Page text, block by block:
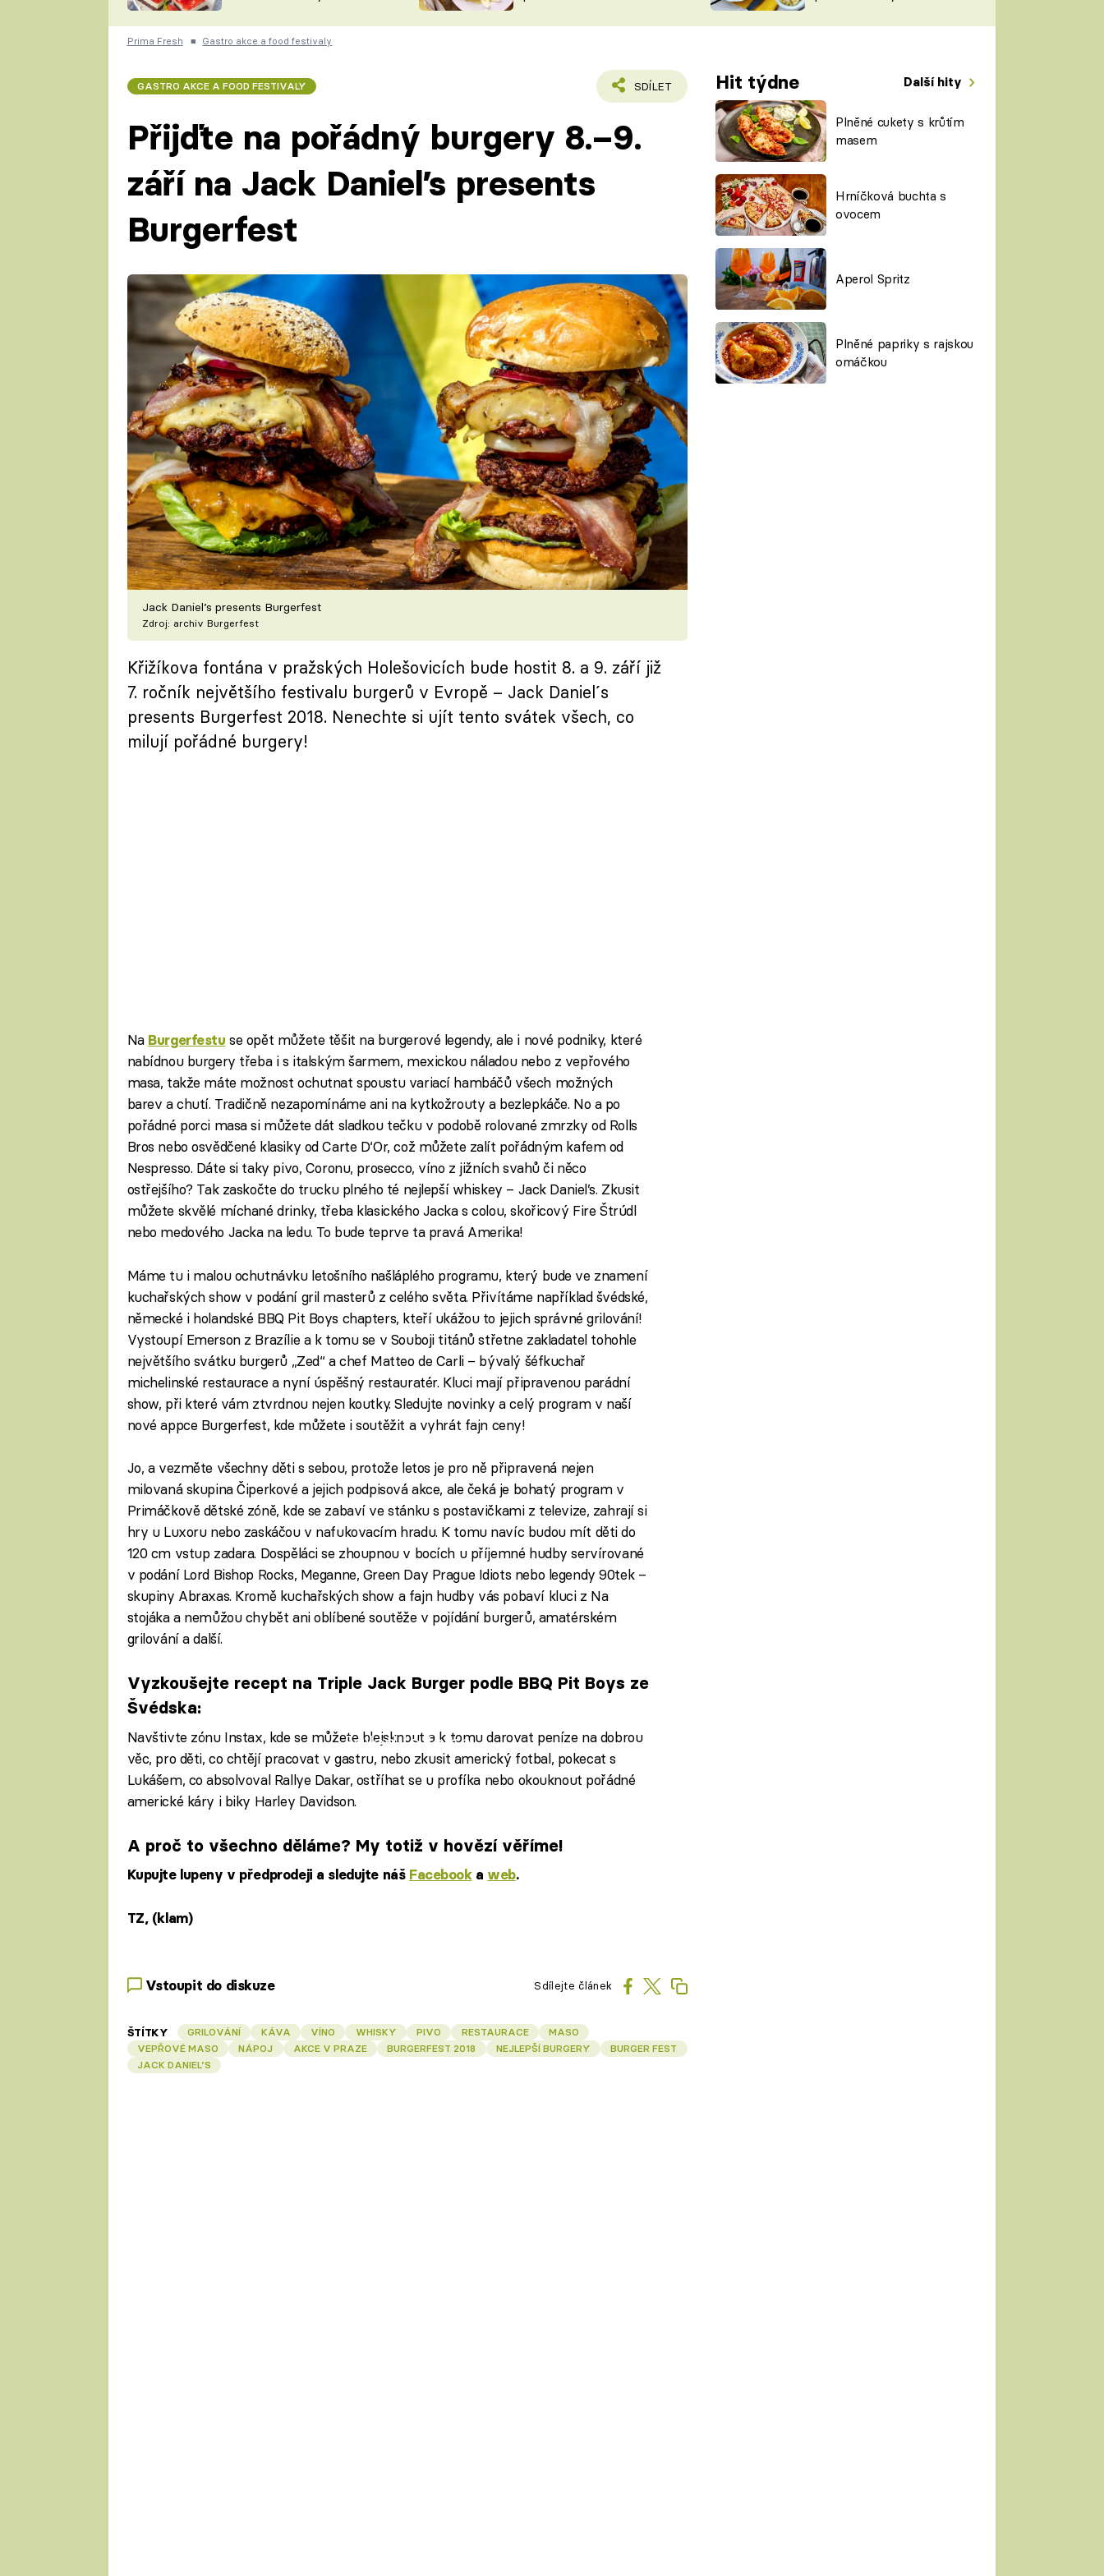
ČESKO NA TALÍŘI
DOMÁCÍ
KUCHAŘKA
VYCHYTÁVKY
ŠÉFREDAKTORKY
ČASOPIS
Prima Fresh ■ Gastro akce a food festivaly
GASTRO AKCE A FOOD FESTIVALY SDÍLET Hit týdne Další hity
Plněné cukety s krůtím
masem
Hrníčková buchta s
ovocem
Aperol Spritz
Plněné papriky s rajskou
omáčkou
Přijďte na pořádný burgery 8.–9.
září na Jack Daniel’s presents
Burgerfest
Jack Daniel’s presents Burgerfest
Zdroj: archiv Burgerfest
Křižíkova fontána v pražských Holešovicích bude hostit 8. a 9. září již
7. ročník největšího festivalu burgerů v Evropě – Jack Daniel´s
presents Burgerfest 2018. Nenechte si ujít tento svátek všech, co
milují pořádné burgery!
Na Burgerfestu se opět můžete těšit na burgerové legendy, ale i nové podniky, které
nabídnou burgery třeba i s italským šarmem, mexickou náladou nebo z vepřového
masa, takže máte možnost ochutnat spoustu variací hambáčů všech možných
barev a chutí. Tradičně nezapomínáme ani na kytkožrouty a bezlepkáče. No a po
pořádné porci masa si můžete dát sladkou tečku v podobě rolované zmrzky od Rolls
Bros nebo osvědčené klasiky od Carte D‘Or, což můžete zalít pořádným kafem od
Nespresso. Dáte si taky pivo, Coronu, prosecco, víno z jižních svahů či něco
ostřejšího? Tak zaskočte do trucku plného té nejlepší whiskey – Jack Daniel’s. Zkusit
můžete skvělé míchané drinky, třeba klasického Jacka s colou, skořicový Fire Štrúdl
nebo medového Jacka na ledu. To bude teprve ta pravá Amerika!
Máme tu i malou ochutnávku letošního našláplého programu, který bude ve znamení
kuchařských show v podání gril masterů z celého světa. Přivítáme například švédské,
německé i holandské BBQ Pit Boys chapters, kteří ukážou to jejich správné grilování!
Vystoupí Emerson z Brazílie a k tomu se v Souboji titánů střetne zakladatel tohohle
největšího svátku burgerů „Zed“ a chef Matteo de Carli – bývalý šéfkuchař
michelinské restaurace a nyní úspěšný restauratér. Kluci mají připravenou parádní
show, při které vám ztvrdnou nejen koutky. Sledujte novinky a celý program v naší
nové appce Burgerfest, kde můžete i soutěžit a vyhrát fajn ceny!
Jo, a vezměte všechny děti s sebou, protože letos je pro ně připravená nejen
milovaná skupina Čiperkové a jejich podpisová akce, ale čeká je bohatý program v
Primáčkově dětské zóně, kde se zabaví ve stánku s postavičkami z televize, zahrají si
hry u Luxoru nebo zaskáčou v nafukovacím hradu. K tomu navíc budou mít děti do
120 cm vstup zadara. Dospěláci se zhoupnou v bocích u příjemné hudby servírované
v podání Lord Bishop Rocks, Meganne, Green Day Prague Idiots nebo legendy 90tek –
skupiny Abraxas. Kromě kuchařských show a fajn hudby vás pobaví kluci z Na
stojáka a nemůžou chybět ani oblíbené soutěže v pojídání burgerů, amatérském
grilování a další.
Vyzkoušejte recept na Triple Jack Burger podle BBQ Pit Boys ze
Švédska:
Failed to fetch
Navštivte zónu Instax, kde se můžete blejsknout a k tomu darovat peníze na dobrou
věc, pro děti, co chtějí pracovat v gastru, nebo zkusit americký fotbal, pokecat s
Lukášem, co absolvoval Rallye Dakar, ostříhat se u profíka nebo okouknout pořádné
americké káry i biky Harley Davidson.
A proč to všechno děláme? My totiž v hovězí věříme!
Kupujte lupeny v předprodeji a sledujte náš Facebooka web.
TZ, (klam)
Vstoupit do diskuze Sdílejte článek
ŠTÍTKY GRILOVÁNÍ KÁVA VÍNO WHISKY PIVO RESTAURACE
MASO
VEPŘOVÉ MASO
NÁPOJ AKCE V PRAZE BURGERFEST 2018 NEJLEPŠÍ BURGERY
BURGER FEST
JACK DANIEL’S